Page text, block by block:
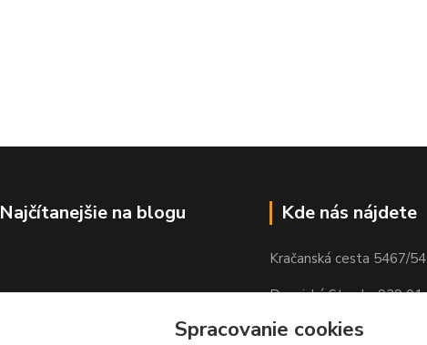
Najčítanejšie na blogu Kde nás nájdete
Kračanská cesta 5467/54
Dunajská Streda, 929 01
Spracovanie cookies